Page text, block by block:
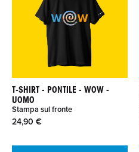
T-SHIRT - PONTILE - WOW -
UOMO
Stampa sul fronte
24,90 €